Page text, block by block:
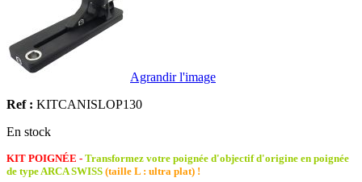
Agrandir l'image
Ref : KITCANISLOP130
En stock
KIT POIGNÉE - Transformez votre poignée d'objectif d'origine en poignée
de type ARCA SWISS (taille L : ultra plat) !